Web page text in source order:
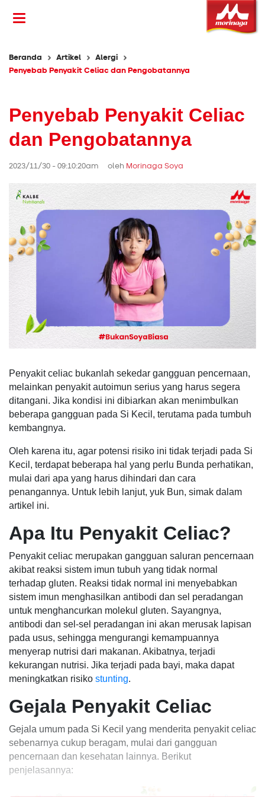
Beranda Artikel
Alergi
Penyebab Penyakit Celiac dan Pengobatannya
Penyebab Penyakit Celiac
dan Pengobatannya
2023/11/30 - 09:10:20am oleh Morinaga Soya
Penyakit celiac bukanlah sekedar gangguan pencernaan,
melainkan penyakit autoimun serius yang harus segera
ditangani. Jika kondisi ini dibiarkan akan menimbulkan
beberapa gangguan pada Si Kecil, terutama pada tumbuh
kembangnya.
Oleh karena itu, agar potensi risiko ini tidak terjadi pada Si
Kecil, terdapat beberapa hal yang perlu Bunda perhatikan,
mulai dari apa yang harus dihindari dan cara
penangannya. Untuk lebih lanjut, yuk Bun, simak dalam
artikel ini.
Apa Itu Penyakit Celiac?
Penyakit celiac merupakan gangguan saluran pencernaan
akibat reaksi sistem imun tubuh yang tidak normal
terhadap gluten. Reaksi tidak normal ini menyebabkan
sistem imun menghasilkan antibodi dan sel peradangan
untuk menghancurkan molekul gluten. Sayangnya,
antibodi dan sel-sel peradangan ini akan merusak lapisan
pada usus, sehingga mengurangi kemampuannya
menyerap nutrisi dari makanan. Akibatnya, terjadi
kekurangan nutrisi. Jika terjadi pada bayi, maka dapat
meningkatkan risiko stunting.
Gejala Penyakit Celiac
Gejala umum pada Si Kecil yang menderita penyakit celiac
sebenarnya cukup beragam, mulai dari gangguan
pencernaan dan kesehatan lainnya. Berikut
penjelasannya: